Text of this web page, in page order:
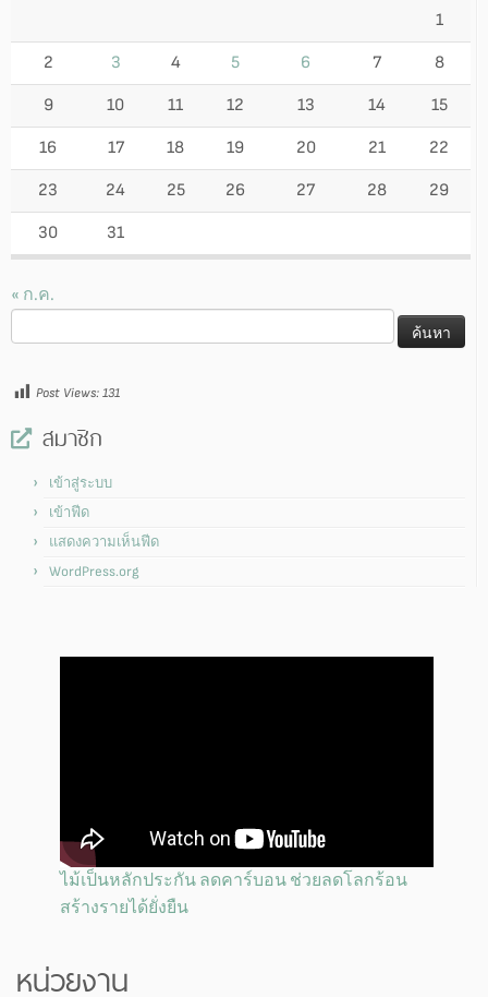
1
2 3 4 5 6 7 8
9 10 11 12 13 14 15
16 17 18 19 20 21 22
23 24 25 26 27 28 29
30 31
« ก.ค.
สำหรับ:
Post Views: 131
สมาชิก
เข้าสู่ระบบ
เข้าฟีด
แสดงความเห็นฟีด
WordPress.org
ไม้เป็นหลักประกัน ลดคาร์บอน ช่วยลดโลกร้อน
สร้างรายได้ยั่งยืน
หน่วยงาน